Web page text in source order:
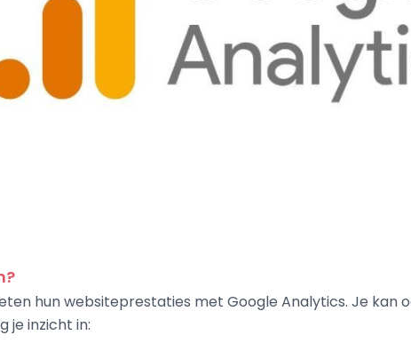
hun websiteprestaties met Google Analytics. Je kan
je inzicht in: